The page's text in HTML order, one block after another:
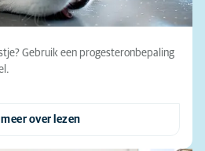
Gebruik een progesteronbepaling
meer over lezen